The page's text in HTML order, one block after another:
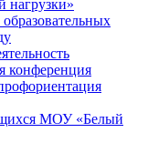
нагрузки»
конференция
МОУ «Белый